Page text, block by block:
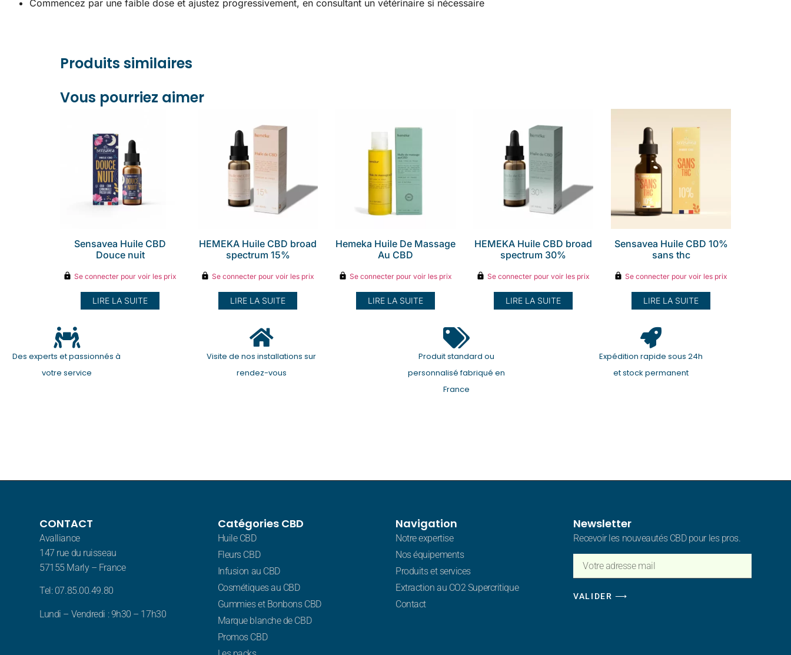
Commencez par une faible dose et ajustez progressivement, en consultant un vétérinaire si nécessaire
Produits similaires
Vous pourriez aimer
Sensavea Huile CBD
Douce nuit
Se connecter pour voir les prix
LIRE LA SUITE
HEMEKA Huile CBD broad
spectrum 15%
Se connecter pour voir les prix
LIRE LA SUITE
Hemeka Huile De Massage
Au CBD
Se connecter pour voir les prix
LIRE LA SUITE
HEMEKA Huile CBD broad
spectrum 30%
Se connecter pour voir les prix
LIRE LA SUITE
Sensavea Huile CBD 10%
sans thc
Se connecter pour voir les prix
LIRE LA SUITE
Des experts et passionnés à
votre service
Visite de nos installations sur
rendez-vous
Produit standard ou
personnalisé fabriqué en
France
Expédition rapide sous 24h
et stock permanent
CONTACT
Avalliance
147 rue du ruisseau
57155 Marly – France
Tel: 07.85.00.49.80
Lundi – Vendredi : 9h30 – 17h30
Catégories CBD
Huile CBD
Fleurs CBD
Infusion au CBD
Cosmétiques au CBD
Gummies et Bonbons CBD
Marque blanche de CBD
Promos CBD
Navigation
Notre expertise
Nos équipements
Produits et services
Extraction au CO2 Supercritique
Contact
Newsletter
Recevoir les nouveautés CBD pour les pros.
VALIDER ⟶